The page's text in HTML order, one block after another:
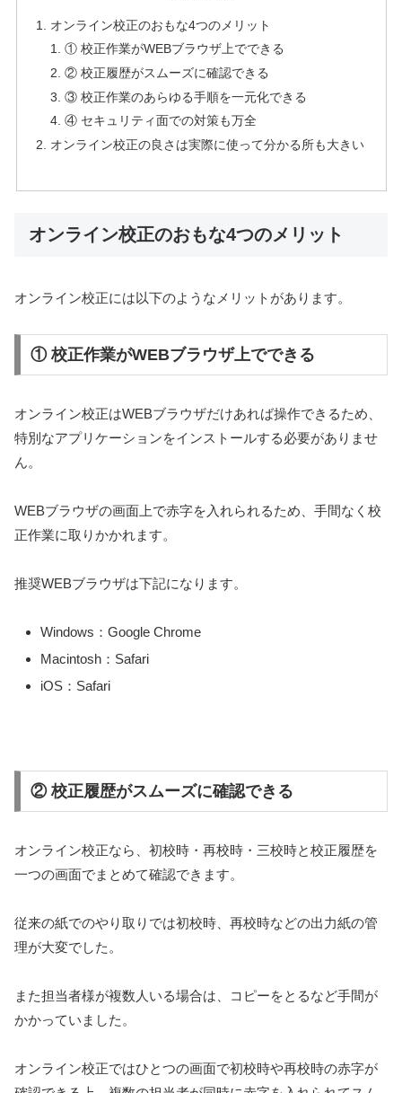
オンライン校正のおもな4つのメリット
① 校正作業がWEBブラウザ上でできる
② 校正履歴がスムーズに確認できる
③ 校正作業のあらゆる手順を一元化できる
④ セキュリティ面での対策も万全
オンライン校正の良さは実際に使って分かる所も大きい
オンライン校正のおもな4つのメリット
オンライン校正には以下のようなメリットがあります。
① 校正作業がWEBブラウザ上でできる
オンライン校正はWEBブラウザだけあれば操作できるため、
特別なアプリケーションをインストールする必要がありませ
ん。
WEBブラウザの画面上で赤字を入れられるため、手間なく校
正作業に取りかかれます。
推奨WEBブラウザは下記になります。
Windows：Google Chrome
Macintosh：Safari
iOS：Safari
② 校正履歴がスムーズに確認できる
オンライン校正なら、初校時・再校時・三校時と校正履歴を
一つの画面でまとめて確認できます。
従来の紙でのやり取りでは初校時、再校時などの出力紙の管
理が大変でした。
また担当者様が複数人いる場合は、コピーをとるなど手間が
かかっていました。
オンライン校正ではひとつの画面で初校時や再校時の赤字が